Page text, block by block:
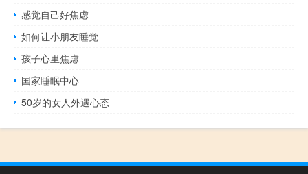
感觉自己好焦虑
如何让小朋友睡觉
孩子心里焦虑
国家睡眠中心
50岁的女人外遇心态